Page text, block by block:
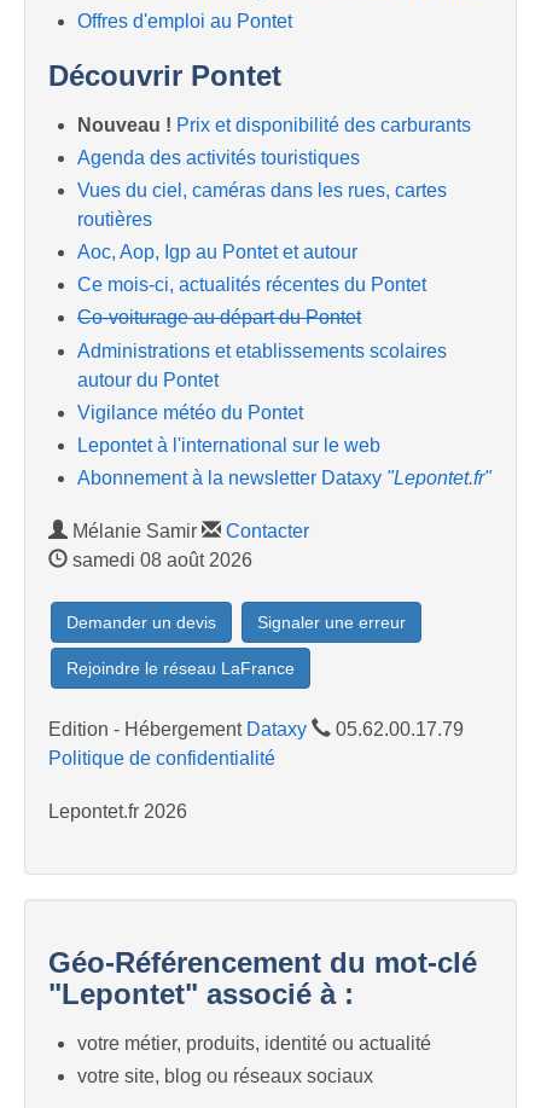
Offres d'emploi au Pontet
Découvrir Pontet
Nouveau ! Prix et disponibilité des carburants
Agenda des activités touristiques
Vues du ciel, caméras dans les rues, cartes
routières
Aoc, Aop, Igp au Pontet et autour
Ce mois-ci, actualités récentes du Pontet
Co-voiturage au départ du Pontet
Administrations et etablissements scolaires
autour du Pontet
Vigilance météo du Pontet
Lepontet à l'international sur le web
Abonnement à la newsletter Dataxy "Lepontet.fr"
Mélanie Samir
Contacter
samedi 08 août 2026
Demander un devis Signaler une erreur
Rejoindre le réseau LaFrance
Edition - Hébergement Dataxy
05.62.00.17.79
Politique de confidentialité
Lepontet.fr 2026
Géo-Référencement du mot-clé
"Lepontet" associé à :
votre métier, produits, identité ou actualité
votre site, blog ou réseaux sociaux